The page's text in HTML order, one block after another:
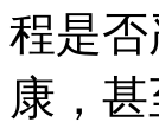
程是
康，